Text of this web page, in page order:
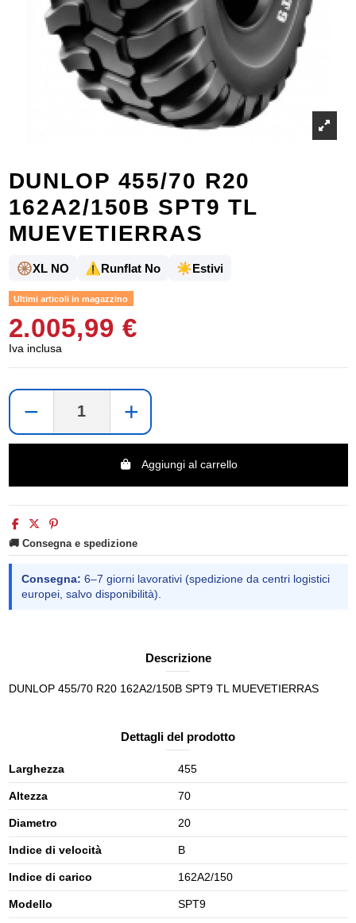
DUNLOP 455/70 R20
162A2/150B SPT9 TL
MUEVETIERRAS
🛞XL NO ⚠️Runflat No ☀️Estivi
Ultimi articoli in magazzino
2.005,99 €
Iva inclusa
− +
Aggiungi al carrello
🚚 Consegna e spedizione
Consegna: 6–7 giorni lavorativi (spedizione da centri logistici
europei, salvo disponibilità).
Descrizione
DUNLOP 455/70 R20 162A2/150B SPT9 TL MUEVETIERRAS
Dettagli del prodotto
Larghezza 455
Altezza 70
Diametro 20
Indice di velocità B
Indice di carico 162A2/150
Modello SPT9